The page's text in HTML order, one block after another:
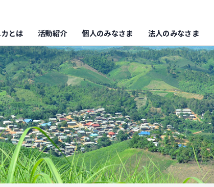
とは 活動紹介 個人のみなさま 法人のみなさま